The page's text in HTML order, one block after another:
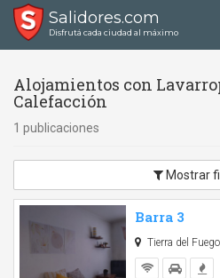
Salidores.com
Disfrutá cada ciudad al máximo
Alojamientos con
Calefacción
1 publicaciones
Mostrar
Barra 3
Tierra del